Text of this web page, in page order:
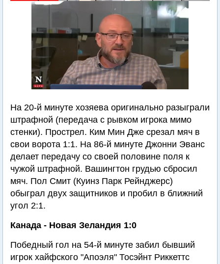
На 20-й минуте хозяева оригинально разыграли
штрафной (передача с рывком игрока мимо
стенки). Прострел. Ким Мин Дже срезал мяч в
свои ворота 1:1. На 86-й минуте Джонни Эванс
делает передачу со своей половине поля к
чужой штрафной. Вашингтон грудью сбросил
мяч. Пол Смит (Куинз Парк Рейнджерс)
обыграл двух защитников и пробил в ближний
угол 2:1.
Канада - Новая Зеландия 1:0
Победный гол на 54-й минуте забил бывший
игрок хайфского "Апоэля" Тосэйнт Риккеттс